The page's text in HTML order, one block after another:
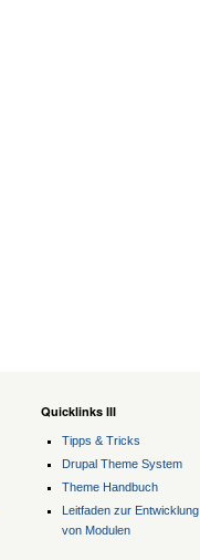
Quicklinks III
Tipps & Tricks
Drupal Theme System
Theme Handbuch
Leitfaden zur Entwicklung
von Modulen